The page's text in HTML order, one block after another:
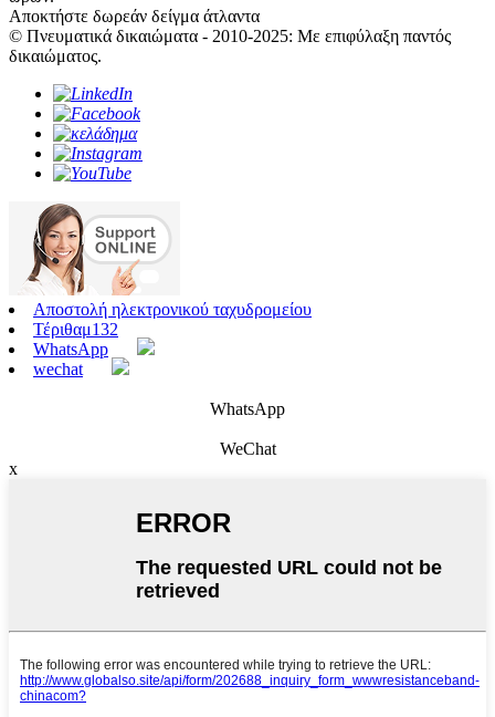
Αποκτήστε δωρεάν δείγμα άτλαντα
© Πνευματικά δικαιώματα - 2010-2025: Με επιφύλαξη παντός
δικαιώματος.
Αποστολή ηλεκτρονικού ταχυδρομείου
Τέριθαμ132
WhatsApp
wechat
WhatsApp
WeChat
x